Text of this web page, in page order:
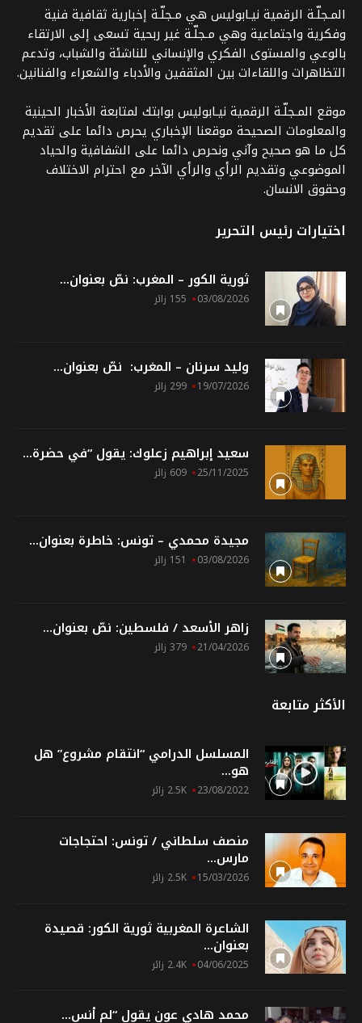
المـجلّـة الرقمية نيـابوليس هي مـجلّـة إخبارية ثقافية فنية
وفكرية واجتماعية وهي مـجلّـة غير ربحية تسعى إلى الارتقاء
بالوعي والمستوى الفكري والإنساني للناشئة والشباب، وتدعم
التظاهرات واللقاءات بين المثقفين والأدباء والشعراء والفنانين.
موقع المـجلّـة الرقمية نيـابوليس بوابتك لمتابعة الأخبار الحينية
والمعلومات الصحيحة موقعنا الإخباري يحرص دائما على تقديم
كل ما هو صحيح وآني ونحرص دائما على الشفافية والحياد
الموضوعي وتقديم الرأي والرأي الآخر مع احترام الاختلاف
وحقوق الانسان.
اختيارات رئيس التحرير
ثورية الكور – المغرب: نصّ بعنوان...
03/08/2026 155 زائر
وليد سرنان – المغرب: نصّ بعنوان...
19/07/2026 299 زائر
سعيد إبراهيم زعلوك: يقول “في حضرة...
25/11/2025 609 زائر
مجيدة محمدي – تونس: خاطرة بعنوان...
03/08/2026 151 زائر
زاهر الأسعد / فلسطين: نصّ بعنوان...
21/04/2026 379 زائر
الأكثر متابعة
المسلسل الدرامي “انتقام مشروع” هل
هو...
23/08/2022 2.5K زائر
منصف سلطاني / تونس: احتجاجات
مارس...
15/03/2026 2.5K زائر
الشاعرة المغربية ثورية الكور: قصيدة
بعنوان...
04/06/2025 2.4K زائر
محمد هادي عون يقول “لم أنس...